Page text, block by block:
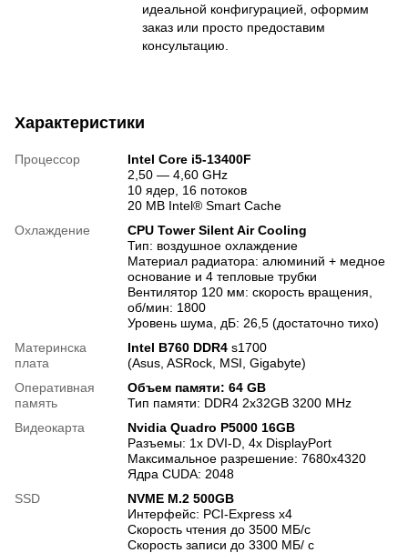
идеальной конфигурацией, оформим
заказ или просто предоставим
консультацию.
Характеристики
Процессор
Intel Core i5-13400F
2,50 — 4,60 GHz
10 ядер, 16 потоков
20 MB Intel® Smart Cache
Охлаждение
CPU Tower Silent Air Cooling
Тип: воздушное охлаждение
Материал радиатора: алюминий + медное
основание и 4 тепловые трубки
Вентилятор 120 мм: скорость вращения,
об/мин: 1800
Уровень шума, дБ: 26,5 (достаточно тихо)
Материнска
плата
Intel В760 DDR4 s1700
(Asus, ASRock, MSI, Gigabyte)
Оперативная
память
Объем памяти: 64 GB
Тип памяти: DDR4 2x32GB 3200 MHz
Видеокарта
Nvidia Quadro P5000 16GB
Разъемы: 1x DVI-D, 4x DisplayPort
Максимальное разрешение: 7680x4320
Ядра CUDA: 2048
SSD
NVME M.2 500GB
Интерфейс: PCI-Express x4
Скорость чтения до 3500 МБ/с
Скорость записи до 3300 МБ/ с